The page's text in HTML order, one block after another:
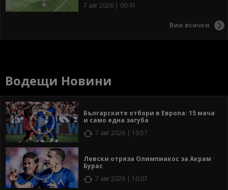
7 авг 2026 | 09:41
Виж всички
Водещи Новини
Българските отбори в Европа: 15 мача
и само една загуба
7 авг 2026 | 10:57
Левски отряза Олимпиакос за Акрам
Бурас
7 авг 2026 | 10:07